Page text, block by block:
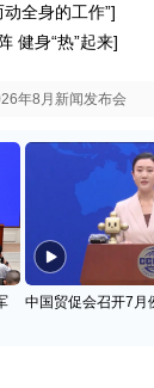
全身的工作”]
健身“热”起来]
年8月新闻发布会
中国贸促会召开7月